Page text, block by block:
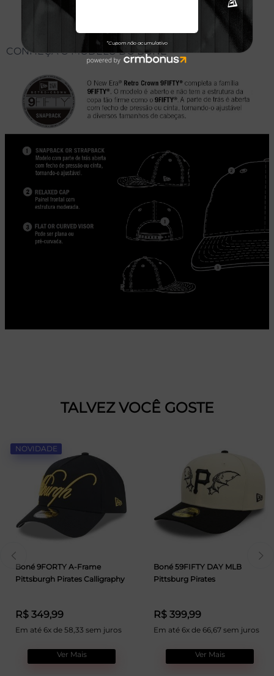
CONHEÇA O MODELO DO BONÉ
TALVEZ VOCÊ GOSTE
NOVIDADE
Boné 9FORTY A-Frame
Pittsburgh Pirates Calligraphy
R$ 349,99
Em até 6x de 58,33 sem juros
Ver Mais
Boné 59FIFTY DAY MLB
Pittsburg Pirates
R$ 399,99
Em até 6x de 66,67 sem juros
Ver Mais